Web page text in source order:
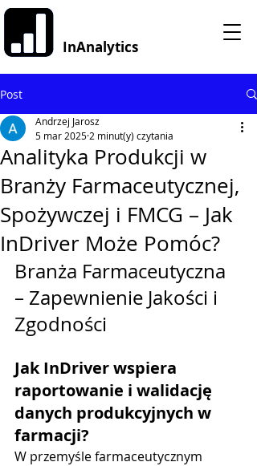
InAnalytics
Post
Analityka Produkcji w
Branży Farmaceutycznej,
Spożywczej i FMCG – Jak
InDriver Może Pomóc?
Andrzej Jarosz
5 mar 2025 2 minut(y) czytania
Branża Farmaceutyczna
– Zapewnienie Jakości i
Zgodności
Jak InDriver wspiera
raportowanie i walidację
danych produkcyjnych w
farmacji?
W przemyśle farmaceutycznym